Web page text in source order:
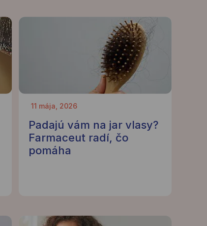
11 mája, 2026
Padajú vám na jar vlasy?
Farmaceut radí, čo
pomáha